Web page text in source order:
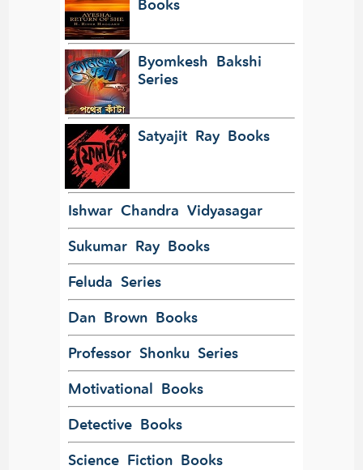
Books
Byomkesh Bakshi
Series
Satyajit Ray Books
Ishwar Chandra Vidyasagar
Sukumar Ray Books
Feluda Series
Dan Brown Books
Professor Shonku Series
Motivational Books
Detective Books
Science Fiction Books